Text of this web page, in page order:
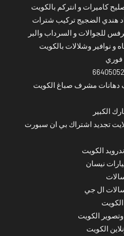
كاميرات و انتركم بالكويت
هندي الضجيج تركيب شترات
للجوالات و السرداب والبر
نوافير وشلالات بالكويت
فوري
مشرف صباغ الكويت
الكبير
تجديد اشتراك بي ان سبورت
الكويت
نيسان
ال جي
الكويت
الكويت